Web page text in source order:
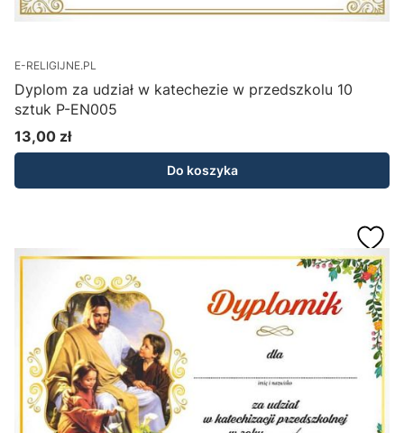
E-RELIGIJNE.PL
Dyplom za udział w katechezie w przedszkolu 10
sztuk P-EN005
Cena
13,00 zł
Do koszyka